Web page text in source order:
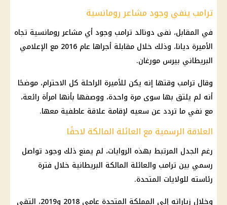
ترامب ينفي وجود مشاعر رومانسية
في المقابل، نفى دونالد ترامب وجود أي مشاعر رومانسية تجاه
الأميرة ديانا، وذلك خلال مقابلة أجراها عام 2016 مع الإعلامي
البريطاني بيرس مورغان.
وقال ترامب وقتها إنه يكن للأميرة الراحلة كل الاحترام، موضحًا
أنه لم يلتق بها سوى مرة واحدة، ووصفها بأنها امرأة رائعة،
مع نفي ما تردد عن سعيه لإقامة علاقة عاطفية معها.
العلاقة الرسمية مع العائلة المالكة لاحقًا
رغم الجدل المرتبط بهذه الروايات، لم يمنع ذلك وجود تواصل
رسمي بين ترامب والعائلة المالكة البريطانية خلال فترة
رئاسته للولايات المتحدة.
وخلال زياراته إلى المملكة المتحدة عامي 2018 و2019، التقى